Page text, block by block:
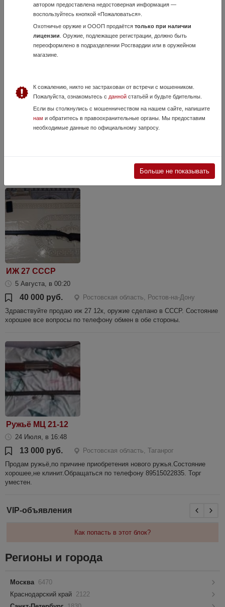
760 мм; ёмкость магазина: 4+1 патрон; вес: ~3 кг; материал ложа:
чёрный пол...
МЦ 21-12
3 Августа, в 14:02
ствол без раковин, могу прислать подробное видео!
ИЖ 27 СССР
5 Августа, в 00:20
40 000 руб.
Ростовская область, Ростов-на-Дону
Здравствуйте продаю иж 27 12к, оружие сделано в СССР. Состояние
хорошее все вопросы по телефону обмен в обе стороны.
Ружьё МЦ 21-12
24 Июля, в 16:48
13 000 руб.
Ростовская область, Таганрог
Продам ружьё,по причине приобретения нового ружья.Состояние
хорошее,не клинит.Обращаться по телефону 89515022835. Торг
уместен.
автором предоставлена недостоверная информация —
воспользуйтесь кнопкой «Пожаловаться».
Охотничье оружие и ОООП продаётся только при наличии
лицензии . Оружие, подлежащее регистрации, должно быть
переоформлено в подразделении Росгвардии или в оружейном
магазине.
К сожалению, никто не застрахован от встречи с мошенником.
Пожалуйста, ознакомьтесь с даннойстатьёй и будьте бдительны.
Если вы столкнулись с мошенничеством на нашем сайте, напишите
нам и обратитесь в правоохранительные органы. Мы предоставим
необходимые данные по официальному запросу.
Больше не показывать
VIP-объявления
Как попасть в этот блок?
Регионы и города
Москва 6470
Краснодарский край 2122